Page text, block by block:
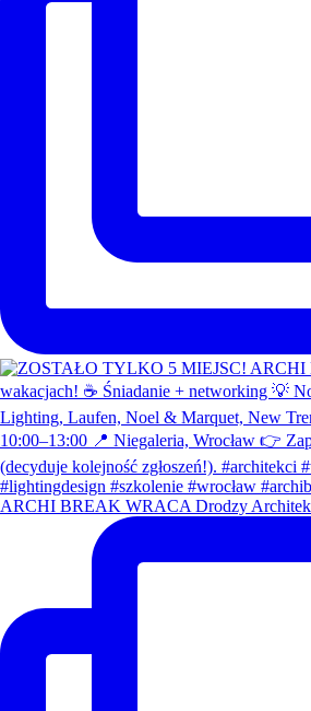
ARCHI BREAK WRACA Drodzy